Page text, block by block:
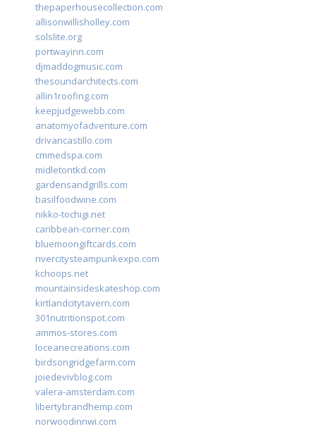
thepaperhousecollection.com
allisonwillisholley.com
solslite.org
portwayinn.com
djmaddogmusic.com
thesoundarchitects.com
allin1roofing.com
keepjudgewebb.com
anatomyofadventure.com
drivancastillo.com
cmmedspa.com
midletontkd.com
gardensandgrills.com
basilfoodwine.com
nikko-tochigi.net
caribbean-corner.com
bluemoongiftcards.com
rivercitysteampunkexpo.com
kchoops.net
mountainsideskateshop.com
kirtlandcitytavern.com
301nutritionspot.com
ammos-stores.com
loceanecreations.com
birdsongridgefarm.com
joiedevivblog.com
valera-amsterdam.com
libertybrandhemp.com
norwoodinnwi.com